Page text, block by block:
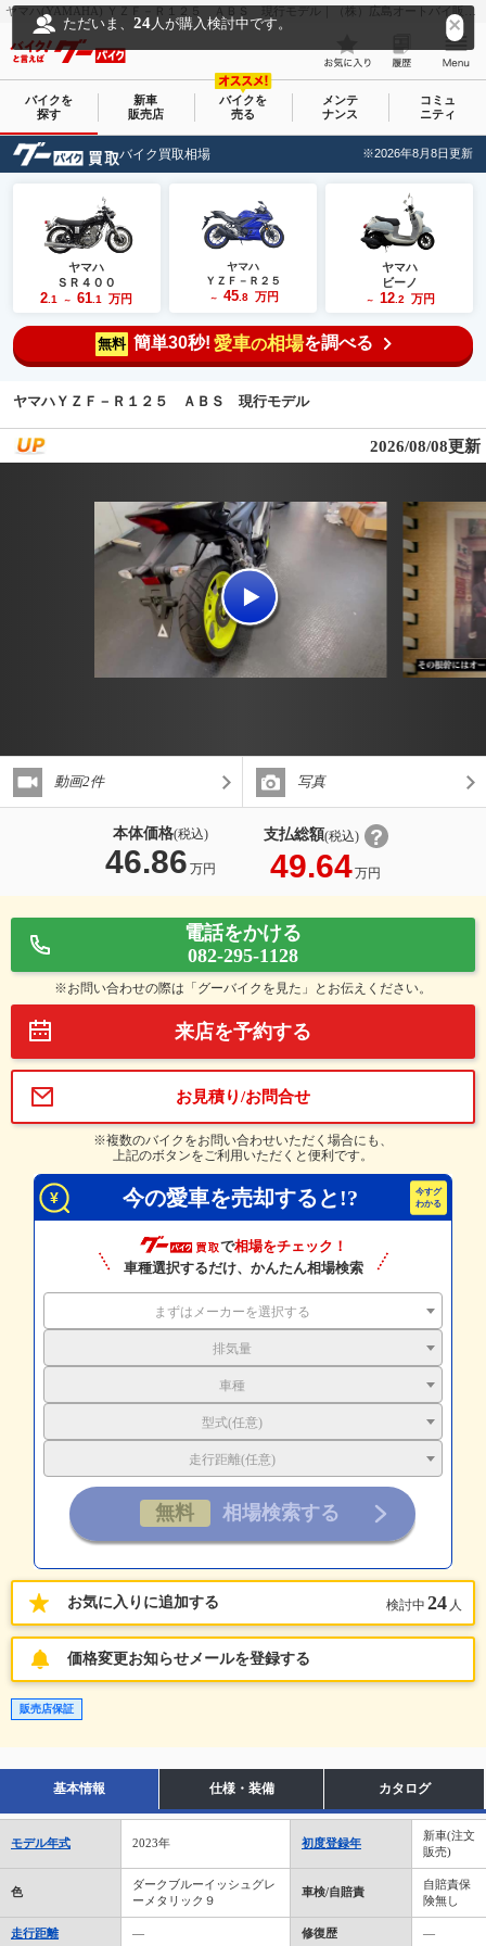
ヤマハ(YAMAHA) ＹＺＦ－Ｒ１２５ ＡＢＳ 現行モデル｜（株）広島オートバイ販売 観音店｜新車・中古バイクなら【グーバイク(GooBike)】
ただいま、24人が購入検討中です。
バイクを
探す
新車
販売店
バイクを
売る
メンテ
ナンス
コミュ
ニティ
バイク買取相場 ※2026年8月8日更新
ヤマハ
ＳＲ４００
2 .1 ～ 61 .1 万円
ヤマハ
ＹＺＦ－Ｒ２５
～ 45.8 万円
ヤマハ
ビーノ
～ 12.2 万円
無料 簡単30秒! 愛車の相場を調べる
ヤマハＹＺＦ－Ｒ１２５ ＡＢＳ 現行モデル
2026/08/08更新
動画2件 写真
本体価格(税込)
46.86 万円
支払総額(税込)
49.64万円
電話をかける
082-295-1128
※お問い合わせの際は「グーバイクを見た」とお伝えください。
来店を予約する
お見積り/お問合せ
※複数のバイクをお問い合わせいただく場合にも、
上記のボタンをご利用いただくと便利です。
今の愛車を売却すると!?
で相場をチェック！
車種選択するだけ、かんたん相場検索
まずはメーカーを選択する
排気量
車種
型式(任意)
走行距離(任意)
お気に入りに追加する 検討中 24 人
価格変更お知らせメールを登録する
販売店保証
基本情報 仕様・装備 カタログ
モデル年式 2023年 初度登録年
新車(注文
販売)
色
ダークブルーイッシュグレ
ーメタリック９
車検/自賠責
自賠責保
険無し
走行距離 ― 修復歴 ―